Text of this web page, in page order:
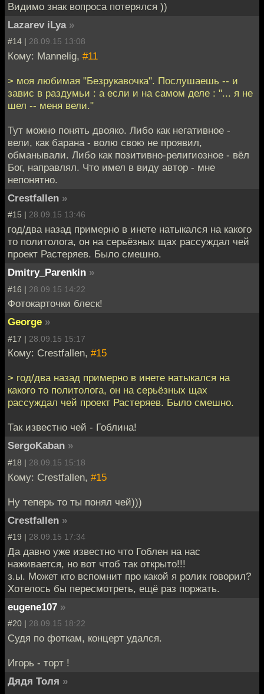
Видимо знак вопроса потерялся ))
Lazarev iLya »
#14 | 28.09.15 13:08
Кому: Mannelig, #11
> моя любимая "Безрукавочка". Послушаешь -- и
завис в раздумьи : а если и на самом деле : "... я не
шел -- меня вели."
Тут можно понять двояко. Либо как негативное -
вели, как барана - волю свою не проявил,
обманывали. Либо как позитивно-религиозное - вёл
Бог, направлял. Что имел в виду автор - мне
непонятно.
Crestfallen »
#15 | 28.09.15 13:46
год/два назад примерно в инете натыкался на какого
то политолога, он на серьёзных щах рассуждал чей
проект Растеряев. Было смешно.
Dmitry_Parenkin »
#16 | 28.09.15 14:22
Фотокарточки блеск!
George »
#17 | 28.09.15 15:17
Кому: Crestfallen, #15
> год/два назад примерно в инете натыкался на
какого то политолога, он на серьёзных щах
рассуждал чей проект Растеряев. Было смешно.
Так известно чей - Гоблина!
SergoKaban »
#18 | 28.09.15 15:18
Кому: Crestfallen, #15
Ну теперь то ты понял чей)))
Crestfallen »
#19 | 28.09.15 17:34
Да давно уже известно что Гоблен на нас
наживается, но вот чтоб так открыто!!!
з.ы. Может кто вспомнит про какой я ролик говорил?
Хотелось бы пересмотреть, ещё раз поржать.
eugene107 »
#20 | 28.09.15 18:22
Судя по фоткам, концерт удался.
Игорь - торт !
Дядя Толя »